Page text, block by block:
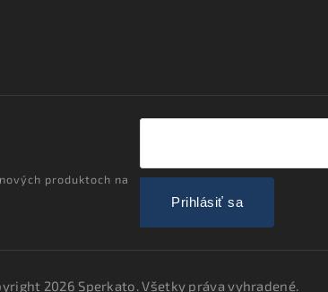
produktoch na
Prihlásiť sa
2026 Sperkato. Všetky práva vyhradené.